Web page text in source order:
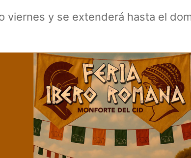
viernes y se extenderá hasta el